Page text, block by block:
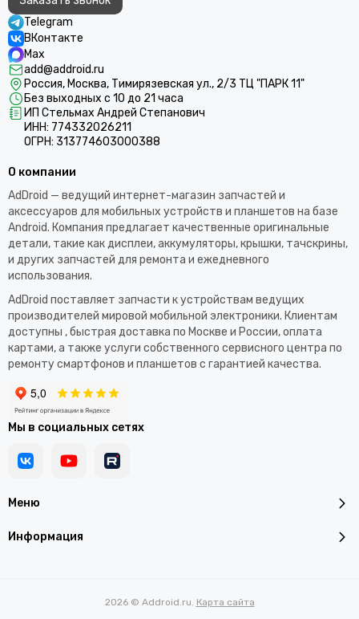
Telegram
ВКонтакте
Max
add@addroid.ru
Россия, Москва, Тимирязевская ул., 2/3 ТЦ "ПАРК 11"
Без выходных с 10 до 21 часа
ИП Стельмах Андрей Степанович
ИНН: 774332026211
ОГРН: 313774603000388
Меню
Информация
О компании
AdDroid — ведущий интернет-магазин запчастей и
аксессуаров для мобильных устройств и планшетов на базе
Android. Компания предлагает качественные оригинальные
детали, такие как дисплеи, аккумуляторы, крышки, тачскрины,
и других запчастей для ремонта и ежедневного
использования.​
AdDroid поставляет запчасти к устройствам ведущих
производителей мировой мобильной электроники. Клиентам
доступны , быстрая доставка по Москве и России, оплата
картами, а также услуги собственного сервисного центра по
ремонту смартфонов и планшетов с гарантией качества.
Мы в социальных сетях
2026 © Addroid.ru. Карта сайта